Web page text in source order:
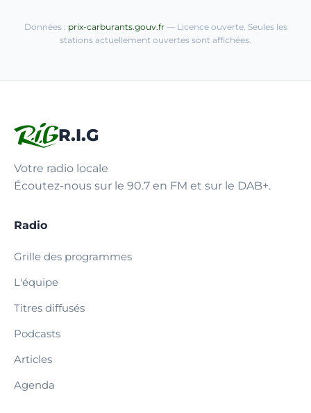
Données : prix-carburants.gouv.fr— Licence ouverte. Seules les
stations actuellement ouvertes sont affichées.
R.I.G
Votre radio locale
Écoutez-nous sur le 90.7 en FM et sur le DAB+.
Radio
Grille des programmes
L'équipe
Titres diffusés
Podcasts
Articles
Agenda